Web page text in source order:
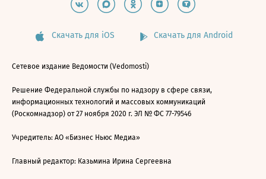
Скачать для iOS Скачать для Android
Сетевое издание Ведомости (Vedomosti)
Решение Федеральной службы по надзору в сфере связи,
информационных технологий и массовых коммуникаций
(Роскомнадзор) от 27 ноября 2020 г. ЭЛ № ФС 77-79546
Учредитель: АО «Бизнес Ньюс Медиа»
Главный редактор: Казьмина Ирина Сергеевна